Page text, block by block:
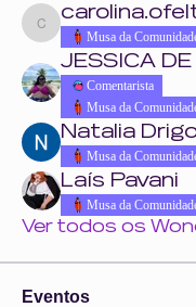
carolina.ofelten
Musa da
JESSICA
Comentarista
Musa da
Natalia
Musa da
Laís Pavani
Musa da
Ver todos os
Eventos